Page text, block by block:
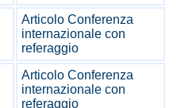
Articolo Conferenza
internazionale con
referaggio
Articolo Conferenza
internazionale con
referaggio